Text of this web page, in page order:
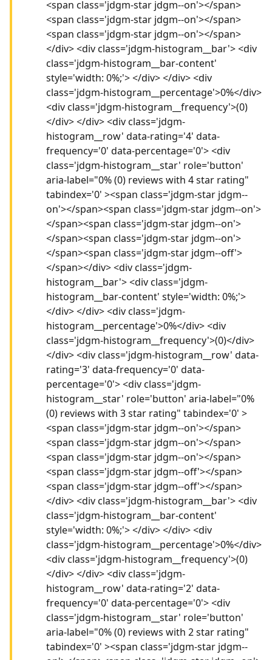
<span class='jdgm-star jdgm--on'></span>
<span class='jdgm-star jdgm--on'></span>
<span class='jdgm-star jdgm--on'></span>
</div> <div class='jdgm-histogram__bar'> <div
class='jdgm-histogram__bar-content'
style='width: 0%;'> </div> </div> <div
class='jdgm-histogram__percentage'>0%</div>
<div class='jdgm-histogram__frequency'>(0)
</div> </div> <div class='jdgm-
histogram__row' data-rating='4' data-
frequency='0' data-percentage='0'> <div
class='jdgm-histogram__star' role='button'
aria-label="0% (0) reviews with 4 star rating"
tabindex='0' ><span class='jdgm-star jdgm--
on'></span><span class='jdgm-star jdgm--on'>
</span><span class='jdgm-star jdgm--on'>
</span><span class='jdgm-star jdgm--on'>
</span><span class='jdgm-star jdgm--off'>
</span></div> <div class='jdgm-
histogram__bar'> <div class='jdgm-
histogram__bar-content' style='width: 0%;'>
</div> </div> <div class='jdgm-
histogram__percentage'>0%</div> <div
class='jdgm-histogram__frequency'>(0)</div>
</div> <div class='jdgm-histogram__row' data-
rating='3' data-frequency='0' data-
percentage='0'> <div class='jdgm-
histogram__star' role='button' aria-label="0%
(0) reviews with 3 star rating" tabindex='0' >
<span class='jdgm-star jdgm--on'></span>
<span class='jdgm-star jdgm--on'></span>
<span class='jdgm-star jdgm--on'></span>
<span class='jdgm-star jdgm--off'></span>
<span class='jdgm-star jdgm--off'></span>
</div> <div class='jdgm-histogram__bar'> <div
class='jdgm-histogram__bar-content'
style='width: 0%;'> </div> </div> <div
class='jdgm-histogram__percentage'>0%</div>
<div class='jdgm-histogram__frequency'>(0)
</div> </div> <div class='jdgm-
histogram__row' data-rating='2' data-
frequency='0' data-percentage='0'> <div
class='jdgm-histogram__star' role='button'
aria-label="0% (0) reviews with 2 star rating"
tabindex='0' ><span class='jdgm-star jdgm--